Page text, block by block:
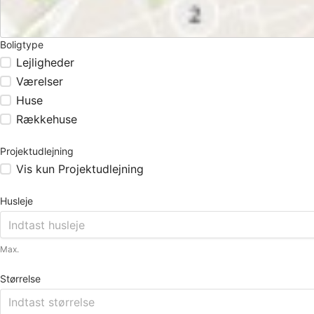
Boligtype
Lejligheder
Værelser
Huse
Rækkehuse
Projektudlejning
Vis kun Projektudlejning
Husleje
Max.
Størrelse